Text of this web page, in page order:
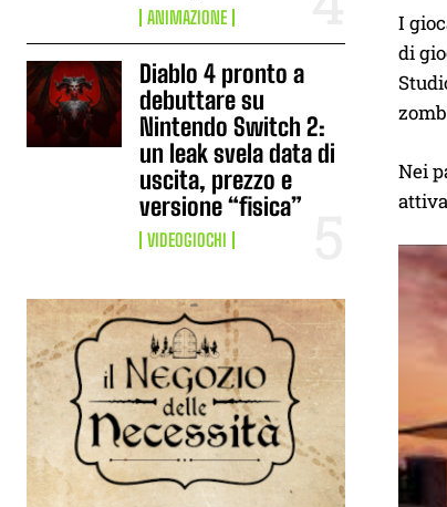
ANIMAZIONE
Diablo 4 pronto a
debuttare su
Nintendo Switch 2:
un leak svela data di
uscita, prezzo e
versione “fisica”
VIDEOGIOCHI
I
di
Nei